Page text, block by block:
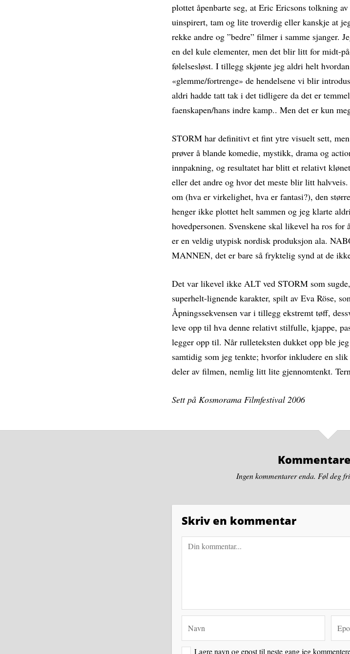
plottet åpenbarte seg, at Eric Ericsons tolkning
uinspirert, tam og lite troverdig eller kanskje at
rekke andre og ”bedre” filmer i samme sjanger.
en del kule elementer, men det blir litt for midt-
følelsesløst. I tillegg skjønte jeg aldri helt
«glemme/fortrenge» de hendelsene vi blir
aldri hadde tatt tak i det tidligere da det er
faenskapen/hans indre kamp.. Men det er kun
STORM har definitivt et fint ytre visuelt sett,
prøver å blande komedie, mystikk, drama og
innpakning, og resultatet har blitt et relativt
eller det andre og hvor det meste blir litt
om (hva er virkelighet, hva er fantasi?), den
henger ikke plottet helt sammen og jeg klarte
hovedpersonen. Svenskene skal likevel ha ros
er en veldig utypisk nordisk produksjon ala.
MANNEN, det er bare så fryktelig synd at de
Det var likevel ikke ALT ved STORM som
superhelt-lignende karakter, spilt av Eva Röse,
Åpningssekvensen var i tillegg ekstremt tøff,
leve opp til hva denne relativt stilfulle, kjappe,
legger opp til. Når rulleteksten dukket opp ble
samtidig som jeg tenkte; hvorfor inkludere en
deler av filmen, nemlig litt lite gjennomtenkt.
Sett på Kosmorama Filmfestival 2006
Ingen kommentarer enda. Føl deg
Skriv en kommentar
Navn
Lagre navn og epost til neste gang jeg